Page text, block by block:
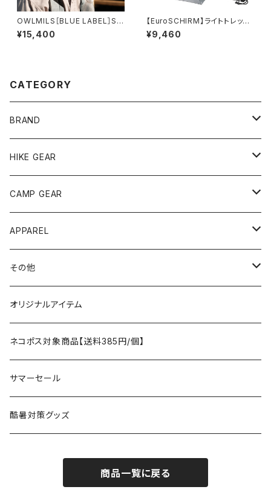
OWLMILS［BLUE LABEL］Sif
シフ
¥15,400
【EuroSCHIRM】ライトトレック
ウルトラ
¥9,460
CATEGORY
BRAND
andwander
ANOBA
AO COOLERS
asobito
AS2OV
AXESQUIN
Ballistics
BEDROCK SANDALS
HIKE GEAR
テント、シェルター
バックパック
ポーチ／サコッシュ
ストレージ
パッキングアクセサリー
スリーピングギア
クッキングギア
ヘッドライト／ランタン
CAMP GEAR
テント、タープ
テント、シェルター
タープ
スリーピングギア
寝袋
マット
テーブル、チェア
テーブル
チェア
ランタン、ライト
燃料ランタン
LEDライト
焚火台／薪ストーブ
焚火台
暖房器具
クッキングギア
APPAREL
トップス
ボトムス
アンダーウェア
ハンドウェア
ヘッドギア
その他
遊び
フィッシング
ラジコン
ケア用品
雑貨
アウトレット
オリジナルアイテム
ネコポス対象商品【送料385円/個】
サマーセール
酷暑対策グッズ
商品一覧に戻る